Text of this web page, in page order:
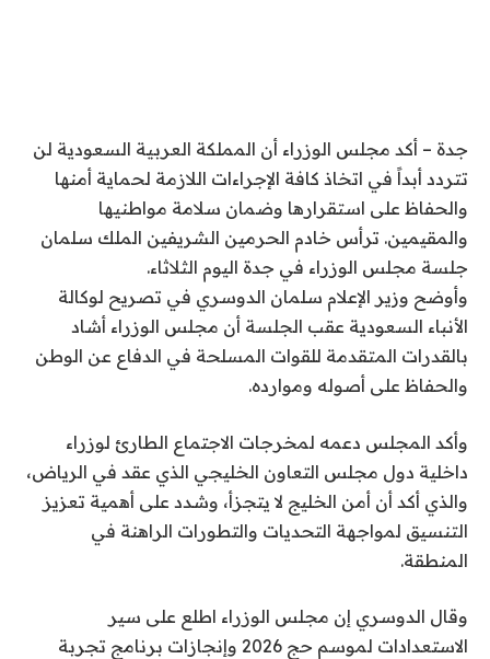
جدة – أكد مجلس الوزراء أن المملكة العربية السعودية لن
تتردد أبداً في اتخاذ كافة الإجراءات اللازمة لحماية أمنها
والحفاظ على استقرارها وضمان سلامة مواطنيها
والمقيمين. ترأس خادم الحرمين الشريفين الملك سلمان
جلسة مجلس الوزراء في جدة اليوم الثلاثاء.
وأوضح وزير الإعلام سلمان الدوسري في تصريح لوكالة
الأنباء السعودية عقب الجلسة أن مجلس الوزراء أشاد
بالقدرات المتقدمة للقوات المسلحة في الدفاع عن الوطن
والحفاظ على أصوله وموارده.
وأكد المجلس دعمه لمخرجات الاجتماع الطارئ لوزراء
داخلية دول مجلس التعاون الخليجي الذي عقد في الرياض،
والذي أكد أن أمن الخليج لا يتجزأ، وشدد على أهمية تعزيز
التنسيق لمواجهة التحديات والتطورات الراهنة في
المنطقة.
وقال الدوسري إن مجلس الوزراء اطلع على سير
الاستعدادات لموسم حج 2026 وإنجازات برنامج تجربة